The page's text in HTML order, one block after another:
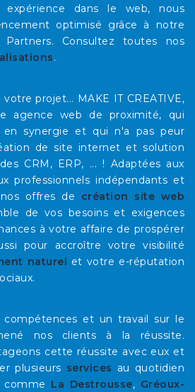
dans le web, nous
optimisé grâce à notre
Partners. Consultez toutes nos
.
projet... MAKE IT CREATIVE,
agence web de proximité, qui
en synergie et qui n'a pas peur
de site internet et solution
CRM, ERP, ... ! Adaptées aux
professionnels indépendants et
offres de création site web
de vos besoins et exigences
à votre affaire de prospérer
pour accroître votre visibilité
naturel et votre e-réputation
compétences et un travail sur le
nos clients à la réussite.
cette réussite avec eux et
plusieurs services au quotidien
comme La Destrousse, Gréoux-